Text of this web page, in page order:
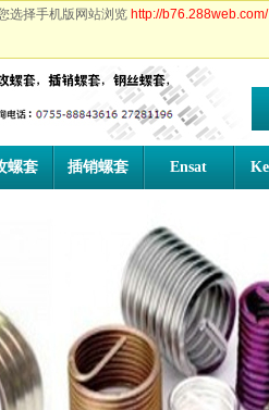
选择手机版网站浏览 http://b76.288web.com/
螺套 插销螺套 Ensat